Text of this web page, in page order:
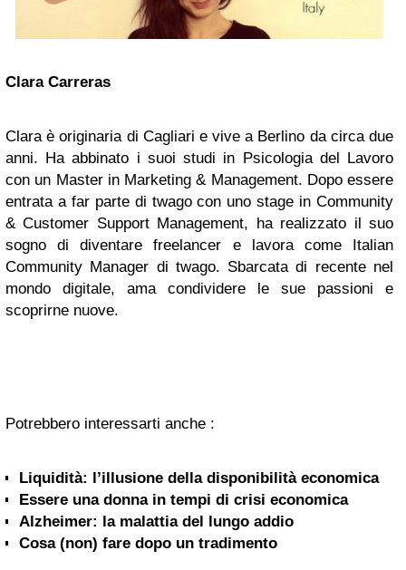
Clara Carreras
Clara è originaria di Cagliari e vive a Berlino da circa due
anni. Ha abbinato i suoi studi in Psicologia del Lavoro
con un Master in Marketing & Management. Dopo essere
entrata a far parte di twago con uno stage in Community
& Customer Support Management, ha realizzato il suo
sogno di diventare freelancer e lavora come Italian
Community Manager di twago. Sbarcata di recente nel
mondo digitale, ama condividere le sue passioni e
scoprirne nuove.
Potrebbero interessarti anche :
Liquidità: l’illusione della disponibilità economica
Essere una donna in tempi di crisi economica
Alzheimer: la malattia del lungo addio
Cosa (non) fare dopo un tradimento